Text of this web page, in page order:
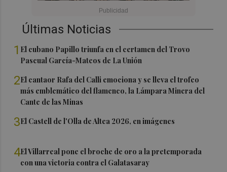
Últimas Noticias
1 El cubano Papillo triunfa en el certamen del Trovo
Pascual García-Mateos de La Unión
2El cantaor Rafa del Calli emociona y se lleva el trofeo
más emblemático del flamenco, la Lámpara Minera del
Cante de las Minas
3El Castell de l'Olla de Altea 2026, en imágenes
4El Villarreal pone el broche de oro a la pretemporada
con una victoria contra el Galatasaray